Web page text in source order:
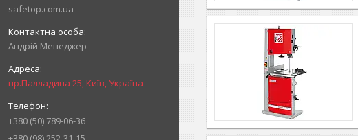
safetop.com.ua
Андрій Менеджер
пр.Палладина 25, Київ, Україна
+380 (50) 789-06-36